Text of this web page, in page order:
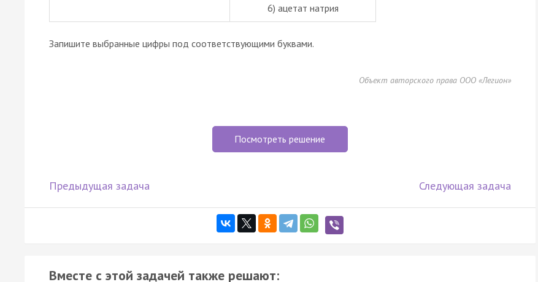
6) ацетат натрия
Запишите выбранные цифры под соответствующими буквами.
Объект авторского права ООО «Легион»
Посмотреть решение
Предыдущая задача Следующая задача
Вместе с этой задачей также решают: